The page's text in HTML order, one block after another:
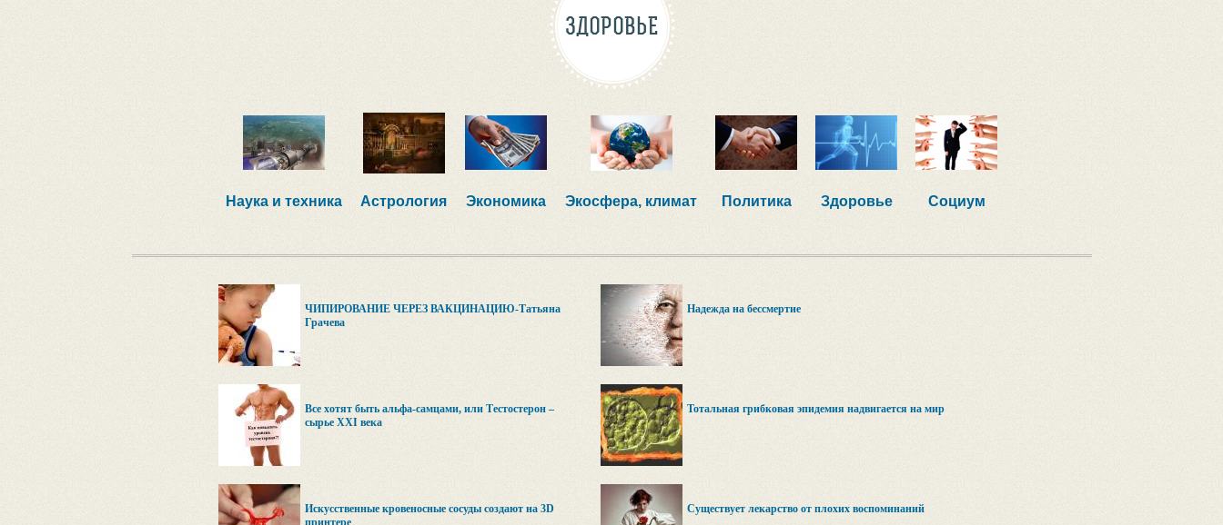
ЗДОРОВЬЕ
Наука и техника Астрология Экономика Экосфера, климат Политика Здоровье Социум
ЧИПИРОВАНИЕ ЧЕРЕЗ ВАКЦИНАЦИЮ-Татьяна
Грачева
Надежда на бессмертие
Все хотят быть альфа-самцами, или Тестостерон –
сырье XXI века
Тотальная грибковая эпидемия надвигается на мир
Искусственные кровеносные сосуды создают на 3D
принтере
Существует лекарство от плохих воспоминаний